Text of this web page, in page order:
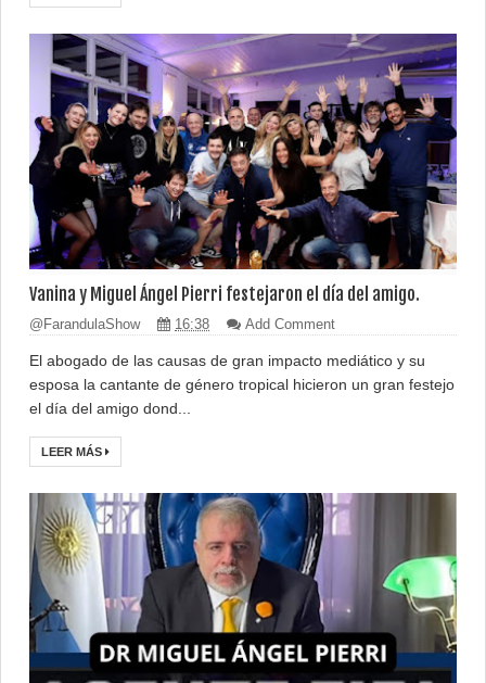
Vanina y Miguel Ángel Pierri festejaron el día del amigo.
@FarandulaShow 16:38 Add Comment
El abogado de las causas de gran impacto mediático y su
esposa la cantante de género tropical hicieron un gran festejo
el día del amigo dond...
LEER MÁS